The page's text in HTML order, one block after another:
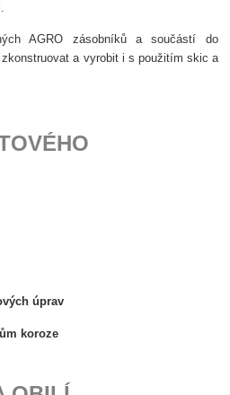
AGRO zásobníkůa součástí do
a vyrobit i s použitím skic a
úprav
koroze